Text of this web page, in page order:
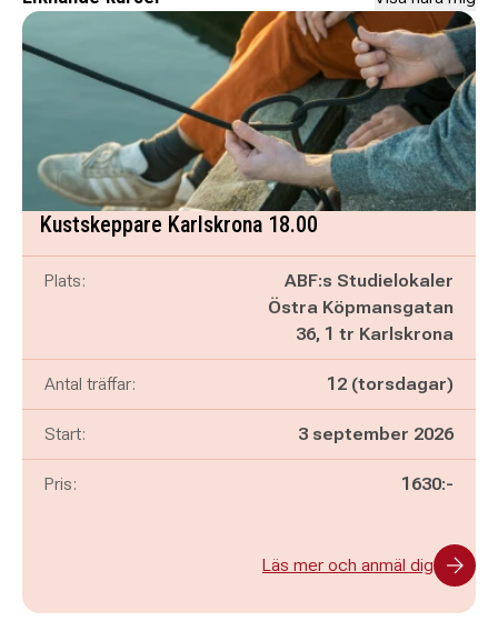
Kustskeppare Karlskrona 18.00
Plats:
ABF:s Studielokaler
Östra Köpmansgatan
36, 1 tr Karlskrona
Antal träffar: 12 (torsdagar)
Start: 3 september 2026
Pris: 1630:-
Läs mer och anmäl dig